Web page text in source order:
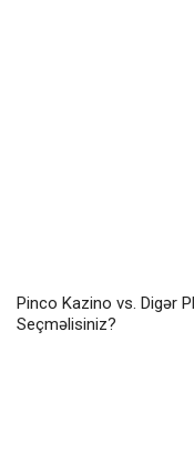
Pinco Kazino vs. Digər
Seçməlisiniz?